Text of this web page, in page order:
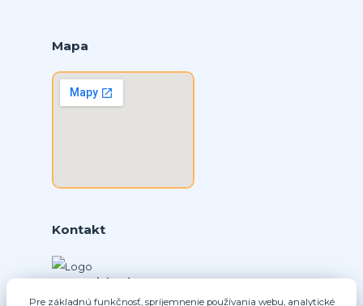
Mapa
Kontakt
+421 902331936
Pre základnú funkčnosť, spríjemnenie používania webu, analytické